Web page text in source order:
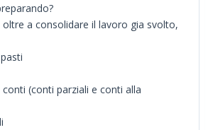
a consolidare il lavoro gia svolto,
conti (conti parziali e conti alla